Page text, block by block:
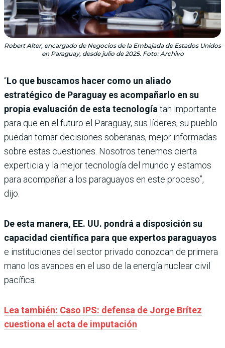
Robert Alter, encargado de Negocios de la Embajada de Estados Unidos
en Paraguay, desde julio de 2025. Foto: Archivo
“Lo que buscamos hacer como un aliado
estratégico de Paraguay es acompañarlo en su
propia evaluación de esta tecnología tan importante
para que en el futuro el Paraguay, sus líderes, su pueblo
puedan tomar decisiones soberanas, mejor informadas
sobre estas cuestiones. Nosotros tenemos cierta
experticia y la mejor tecnología del mundo y estamos
para acompañar a los paraguayos en este proceso”,
dijo.
De esta manera, EE. UU. pondrá a disposición su
capacidad científica para que expertos paraguayos
e instituciones del sector privado conozcan de primera
mano los avances en el uso de la energía nuclear civil
pacífica.
Lea también: Caso IPS: defensa de Jorge Brítez
cuestiona el acta de imputación